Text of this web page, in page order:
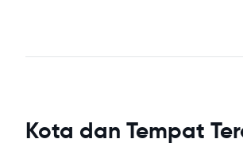
Kota dan Tempat